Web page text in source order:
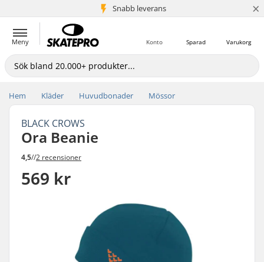
Snabb leverans
5+ milj. kunder ×
Meny Varukorg
Sparad
Konto
Hem Kläder Huvudbonader Mössor
BLACK CROWS
Ora Beanie
4,5//2 recensioner
569 kr